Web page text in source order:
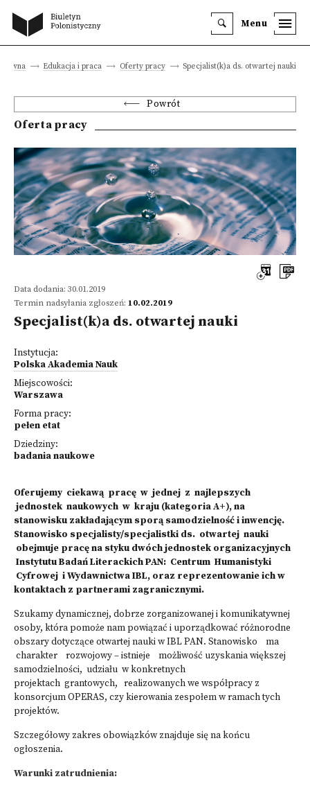
Menu
Edukacja i praca Oferty pracy Specjalist(k)a ds. otwartej nauki
Powrót
Oferta pracy
Data dodania: 30.01.2019
Termin nadsyłania zgłoszeń: 10.02.2019
Specjalist(k)a ds. otwartej nauki
Instytucja:
Polska Akademia Nauk
Miejscowości:
Warszawa
Forma pracy:
pełen etat
Dziedziny:
badania naukowe
Oferujemy ciekawą pracę w jednej z najlepszych
jednostek naukowych w kraju (kategoria A+), na
stanowisku zakładającym sporą samodzielność i inwencję.
Stanowisko specjalisty/specjalistki ds. otwartej nauki
obejmuje pracę na styku dwóch jednostek organizacyjnych
Instytutu Badań Literackich PAN: Centrum Humanistyki
Cyfrowej i Wydawnictwa IBL, oraz reprezentowanie ich w
kontaktach z partnerami zagranicznymi.
Szukamy dynamicznej, dobrze zorganizowanej i komunikatywnej
osoby, która pomoże nam powiązać i uporządkować różnorodne
obszary dotyczące otwartej nauki w IBL PAN. Stanowisko ma
charakter rozwojowy – istnieje możliwość uzyskania większej
samodzielności, udziału w konkretnych
projektach grantowych, realizowanych we współpracy z
konsorcjum OPERAS, czy kierowania zespołem w ramach tych
projektów.
Szczegółowy zakres obowiązków znajduje się na końcu
ogłoszenia.
Warunki zatrudnienia: